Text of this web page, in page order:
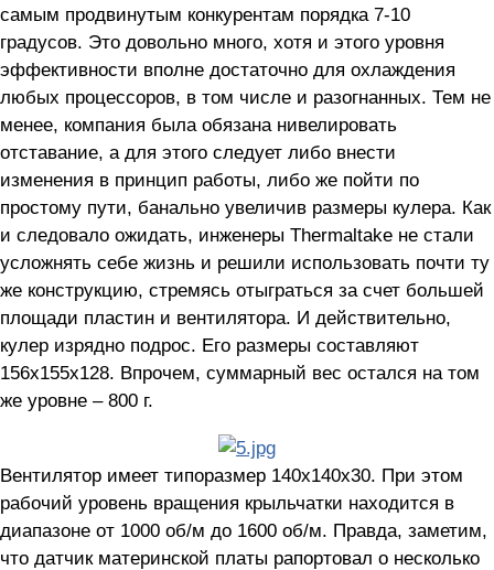
самым продвинутым конкурентам порядка 7-10
градусов. Это довольно много, хотя и этого уровня
эффективности вполне достаточно для охлаждения
любых процессоров, в том числе и разогнанных. Тем не
менее, компания была обязана нивелировать
отставание, а для этого следует либо внести
изменения в принцип работы, либо же пойти по
простому пути, банально увеличив размеры кулера. Как
и следовало ожидать, инженеры Thermaltake не стали
усложнять себе жизнь и решили использовать почти ту
же конструкцию, стремясь отыграться за счет большей
площади пластин и вентилятора. И действительно,
кулер изрядно подрос. Его размеры составляют
156x155x128. Впрочем, суммарный вес остался на том
же уровне – 800 г.
Вентилятор имеет типоразмер 140х140х30. При этом
рабочий уровень вращения крыльчатки находится в
диапазоне от 1000 об/м до 1600 об/м. Правда, заметим,
что датчик материнской платы рапортовал о несколько